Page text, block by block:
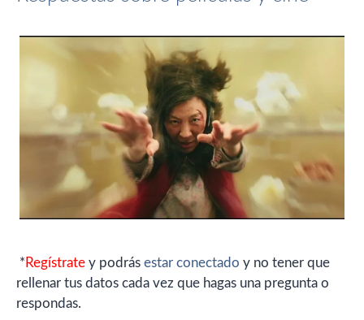
* Regístrate y podrás estar conectado y no tener que
rellenar tus datos cada vez que hagas una pregunta o
respondas.